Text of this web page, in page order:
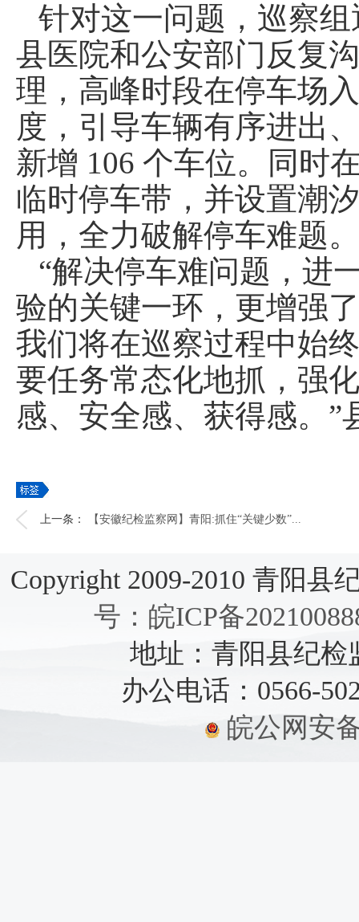
针对这一问题，巡察
县医院和公安部门反复
理，高峰时段在停车场
度，引导车辆有序进出
新增 106 个车位。同时
临时停车带，并设置潮
用，全力破解停车难题。
“解决停车难问题，进
验的关键一环，更增强
我们将在巡察过程中始
要任务常态化地抓，强
感、安全感、获得感。”
上一条： 【安徽纪检监察网】青阳:抓住“关键少数”...
Copyright 2009-2010 青阳县
号：皖ICP备
地址：青阳县纪检
办公电话：0566-
皖公网安